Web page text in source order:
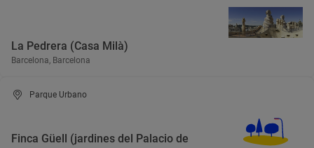
La Pedrera (Casa Milà)
Barcelona, Barcelona
Parque Urbano
Finca Güell (jardines del Palacio de